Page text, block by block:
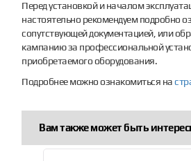
Перед установкой и началом
настоятельно рекомендуем подробно
сопутствующей документацией, или
кампанию за профессиональной
приобретаемого оборудования.
Подробнее можно ознакомиться на
Вам также может быть